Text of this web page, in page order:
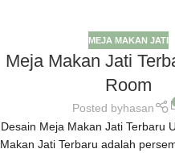
MEJA MAKAN JATI
Meja Makan Jati
Room
Posted byhasan
Desain Meja Makan Jati Terbaru
Makan Jati Terbaru adalah